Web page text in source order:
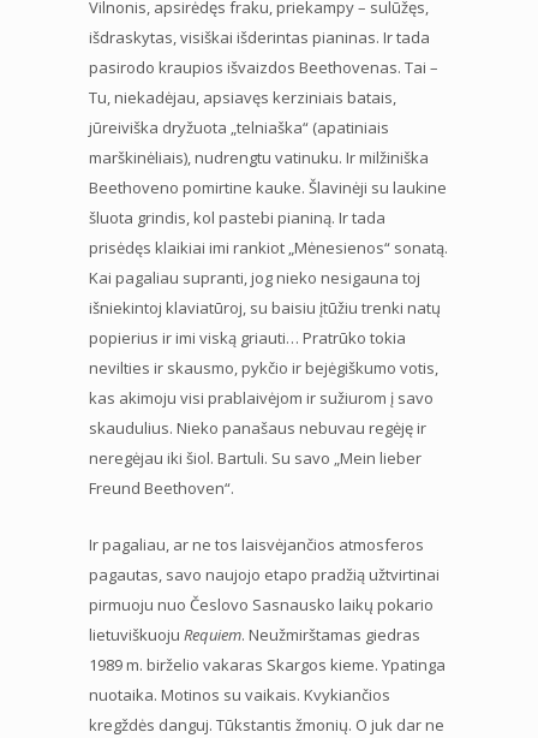
Vilnonis, apsirėdęs fraku, priekampy – sulūžęs,
išdraskytas, visiškai išderintas pianinas. Ir tada
pasirodo kraupios išvaizdos Beethovenas. Tai –
Tu, niekadėjau, apsiavęs kerziniais batais,
jūreiviška dryžuota „telniaška“ (apatiniais
marškinėliais), nudrengtu vatinuku. Ir milžiniška
Beethoveno pomirtine kauke. Šlavinėji su laukine
šluota grindis, kol pastebi pianiną. Ir tada
prisėdęs klaikiai imi rankiot „Mėnesienos“ sonatą.
Kai pagaliau supranti, jog nieko nesigauna toj
išniekintoj klaviatūroj, su baisiu įtūžiu trenki natų
popierius ir imi viską griauti… Pratrūko tokia
nevilties ir skausmo, pykčio ir bejėgiškumo votis,
kas akimoju visi prablaivėjom ir sužiurom į savo
skaudulius. Nieko panašaus nebuvau regėję ir
neregėjau iki šiol. Bartuli. Su savo „Mein lieber
Freund Beethoven“.
Ir pagaliau, ar ne tos laisvėjančios atmosferos
pagautas, savo naujojo etapo pradžią užtvirtinai
pirmuoju nuo Česlovo Sasnausko laikų pokario
lietuviškuoju Requiem. Neužmirštamas giedras
1989 m. birželio vakaras Skargos kieme. Ypatinga
nuotaika. Motinos su vaikais. Kvykiančios
kregždės danguj. Tūkstantis žmonių. O juk dar ne